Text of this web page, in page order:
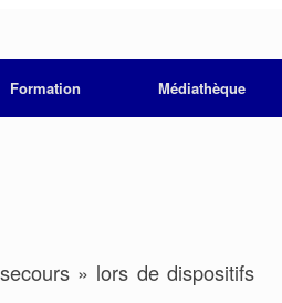
Formation Médiathèque
» lors de dispositifs